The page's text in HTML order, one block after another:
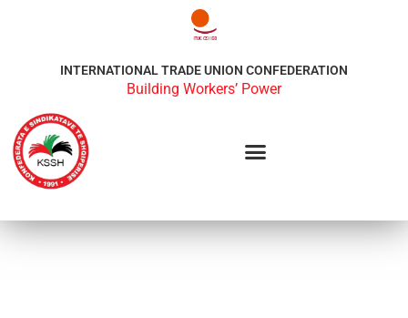
INTERNATIONAL TRADE UNION CONFEDERATION
Building Workers’ Power